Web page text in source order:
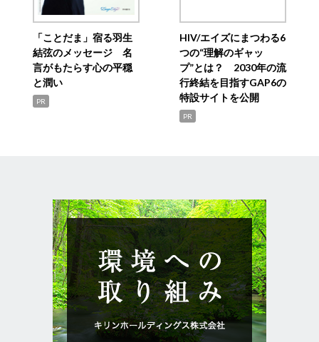
「ことだま」宿る羽生
結弦のメッセージ 名
言がもたらす心の平穏
と潤い
PR
HIV/エイズにまつわる6
つの“理解のギャッ
プ”とは？ 2030年の流
行終結を目指すGAP6の
特設サイトを公開
PR